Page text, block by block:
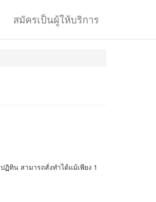
สมัครเป็นผู้ให้บริการ
ทิน สามารถสั่งทำได้แม้เพียง 1